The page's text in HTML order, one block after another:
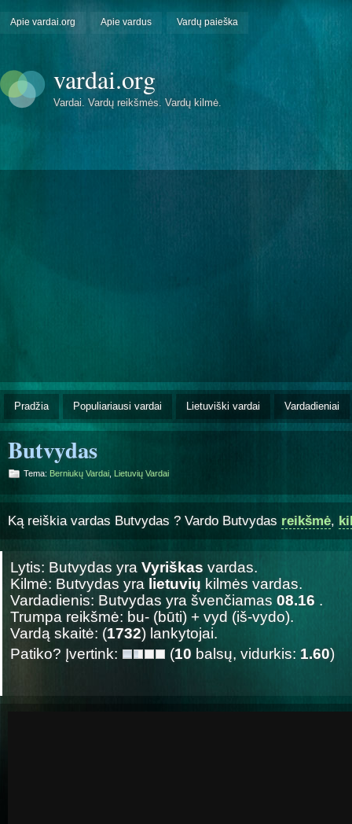
Apie vardai.org Apie vardus Vardų paieška
vardai.org
Vardai. Vardų reikšmės. Vardų kilmė.
Pradžia Populiariausi vardai Lietuviški vardai Vardadieniai
Butvydas
Tema: Berniukų Vardai Lietuvių Vardai
Ką reiškia vardas Butvydas ? Vardo Butvydas reikšmė,
Lytis: Butvydas yra Vyriškas vardas.
Kilmė: Butvydas yra lietuvių kilmės vardas.
Vardadienis: Butvydas yra švenčiamas 08.16 .
Trumpa reikšmė: bu- (būti) + vyd (iš-vydo).
Vardą skaitė: (1732) lankytojai.
Patiko? Įvertink:
(10 balsų, vidurkis: 1.60)